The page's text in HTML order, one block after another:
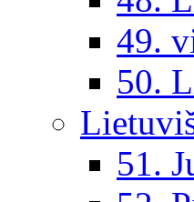
49.
50.
51.